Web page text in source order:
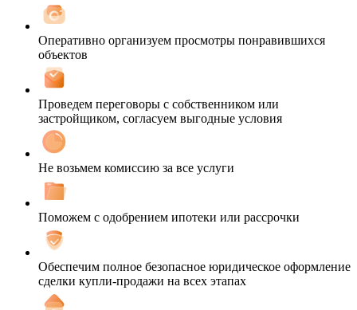
Оперативно организуем просмотры понравившихся
объектов
Проведем переговоры с собственником или
застройщиком, согласуем выгодные условия
Не возьмем комиссию за все услуги
Поможем с одобрением ипотеки или рассрочки
Обеспечим полное безопасное юридическое оформление
сделки купли-продажи на всех этапах